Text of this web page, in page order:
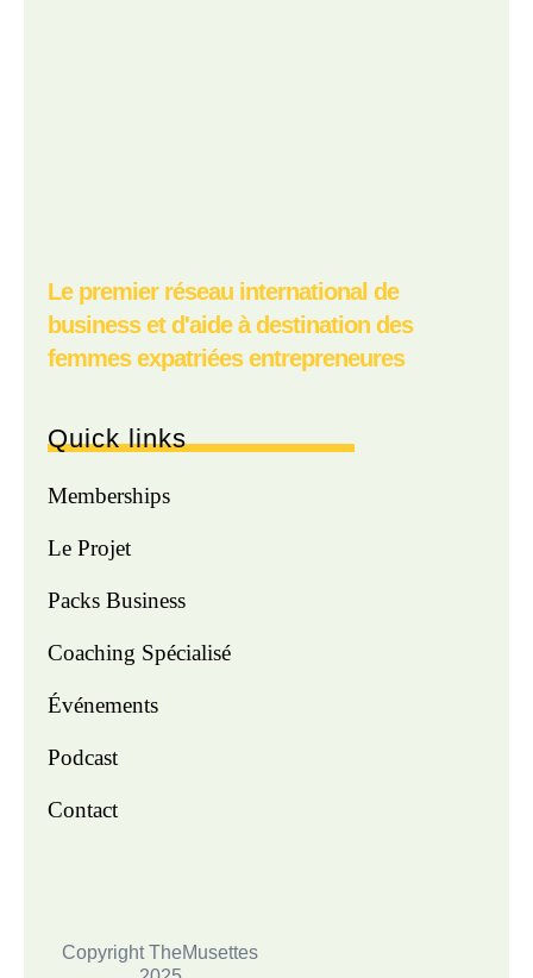
Le premier réseau international de
business et d'aide à destination des
femmes expatriées entrepreneures
Quick links
Memberships
Le Projet
Packs Business
Coaching Spécialisé
Événements
Podcast
Contact
Copyright TheMusettes